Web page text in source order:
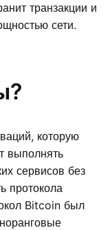
транзакции и
сети.
которую
выполнять
сервисов без
протокола
Bitcoin был